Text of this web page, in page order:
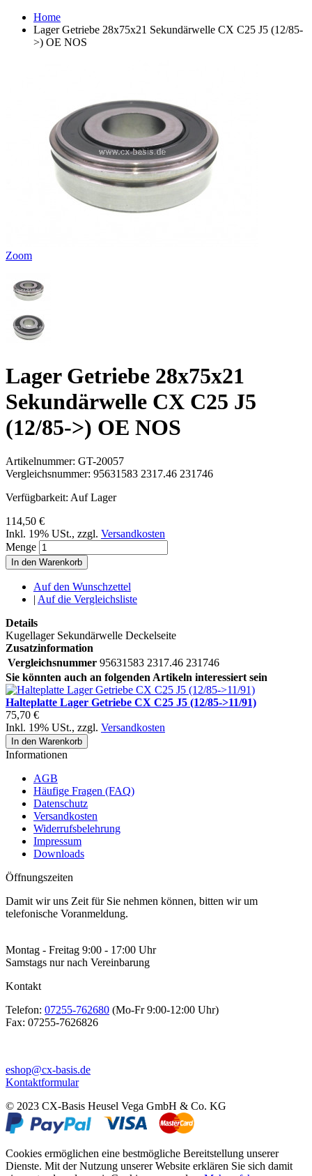
Home
Lager Getriebe 28x75x21 Sekundärwelle CX C25 J5 (12/85-
>) OE NOS
Zoom
Lager Getriebe 28x75x21
Sekundärwelle CX C25 J5
(12/85->) OE NOS
Artikelnummer: GT-20057
Vergleichsnummer: 95631583 2317.46 231746
Verfügbarkeit: Auf Lager
114,50 €
Inkl. 19% USt., zzgl. Versandkosten
Menge
In den Warenkorb
Auf den Wunschzettel
| Auf die Vergleichsliste
Details
Kugellager Sekundärwelle Deckelseite
Zusatzinformation
Vergleichsnummer 95631583 2317.46 231746
Sie könnten auch an folgenden Artikeln interessiert sein
Halteplatte Lager Getriebe CX C25 J5 (12/85->11/91)
75,70 €
Inkl. 19% USt., zzgl. Versandkosten
In den Warenkorb
Informationen
AGB
Häufige Fragen (FAQ)
Datenschutz
Versandkosten
Widerrufsbelehrung
Impressum
Downloads
Öffnungszeiten
Damit wir uns Zeit für Sie nehmen können, bitten wir um
telefonische Voranmeldung.
Montag - Freitag 9:00 - 17:00 Uhr
Samstags nur nach Vereinbarung
Kontakt
Telefon: 07255-762680 (Mo-Fr 9:00-12:00 Uhr)
Fax: 07255-7626826
eshop@cx-basis.de
Kontaktformular
© 2023 CX-Basis Heusel Vega GmbH & Co. KG
Cookies ermöglichen eine bestmögliche Bereitstellung unserer
Dienste. Mit der Nutzung unserer Website erklären Sie sich damit